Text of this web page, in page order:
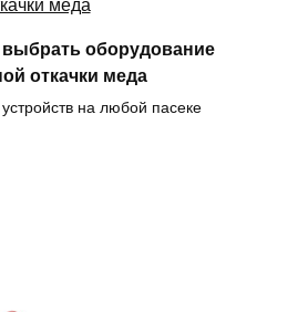
выбрать оборудование
откачки меда
на любой пасеке